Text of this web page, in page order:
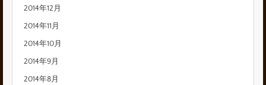
2014年12月
2014年11月
2014年10月
2014年9月
2014年8月